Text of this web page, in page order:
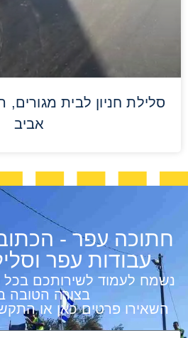
סלילת חניון לבית
אביב
חתוכה עפר -
עבודות עפר
נשמח לעמוד לשירותכם בכל
בצורה הטובה
השאירו פרטים כאן או התקשרו : 074-